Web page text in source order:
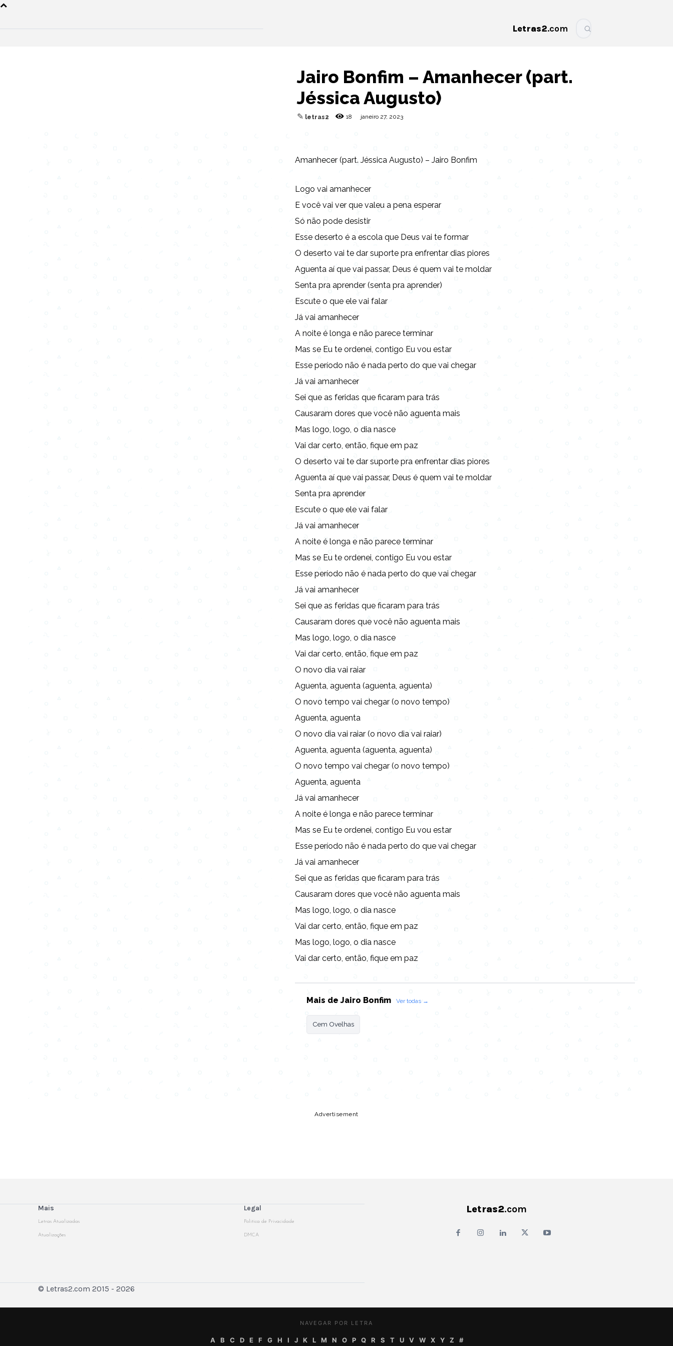
Letras2.com
Jairo Bonfim – Amanhecer (part.
Jéssica Augusto)
✎ letras2 18 janeiro 27, 2023
Amanhecer (part. Jéssica Augusto) – Jairo Bonfim
Logo vai amanhecer
E você vai ver que valeu a pena esperar
Só não pode desistir
Esse deserto é a escola que Deus vai te formar
O deserto vai te dar suporte pra enfrentar dias piores
Aguenta aí que vai passar, Deus é quem vai te moldar
Senta pra aprender (senta pra aprender)
Escute o que ele vai falar
Já vai amanhecer
A noite é longa e não parece terminar
Mas se Eu te ordenei, contigo Eu vou estar
Esse período não é nada perto do que vai chegar
Já vai amanhecer
Sei que as feridas que ficaram para trás
Causaram dores que você não aguenta mais
Mas logo, logo, o dia nasce
Vai dar certo, então, fique em paz
O deserto vai te dar suporte pra enfrentar dias piores
Aguenta aí que vai passar, Deus é quem vai te moldar
Senta pra aprender
Escute o que ele vai falar
Já vai amanhecer
A noite é longa e não parece terminar
Mas se Eu te ordenei, contigo Eu vou estar
Esse período não é nada perto do que vai chegar
Já vai amanhecer
Sei que as feridas que ficaram para trás
Causaram dores que você não aguenta mais
Mas logo, logo, o dia nasce
Vai dar certo, então, fique em paz
O novo dia vai raiar
Aguenta, aguenta (aguenta, aguenta)
O novo tempo vai chegar (o novo tempo)
Aguenta, aguenta
O novo dia vai raiar (o novo dia vai raiar)
Aguenta, aguenta (aguenta, aguenta)
O novo tempo vai chegar (o novo tempo)
Aguenta, aguenta
Já vai amanhecer
A noite é longa e não parece terminar
Mas se Eu te ordenei, contigo Eu vou estar
Esse período não é nada perto do que vai chegar
Já vai amanhecer
Sei que as feridas que ficaram para trás
Causaram dores que você não aguenta mais
Mas logo, logo, o dia nasce
Vai dar certo, então, fique em paz
Mas logo, logo, o dia nasce
Vai dar certo, então, fique em paz
Mais de Jairo Bonfim Ver todas →
Cem Ovelhas
Advertisement
Mais
Letras Atualizadas
Atualizações
Legal
Politica de Privacidade
DMCA
Letras2.com
© Letras2.com 2015 - 2026
NAVEGAR POR LETRA
A B C D E F G H I J K L M N O P Q R S T U V W X Y Z #